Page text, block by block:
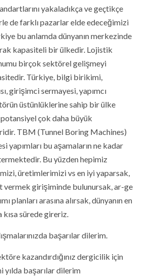
yakaladıkça ve geçtikçe
de farklı pazarlar elde edeceğimizi
bu anlamda dünyanın merkezinde
kapasiteli bir ülkedir. Lojistik
birçok sektörel gelişmeyi
Türkiye, bilgi birikimi,
girişimci sermayesi, yapımcı
üstünlüklerine sahip bir ülke
çok daha büyük
TBM (Tunnel Boring Machines)
yapımları bu aşamaların ne kadar
Bu yüzden hepimiz
üretimlerimizi vs en iyi yaparsak,
vermek girişiminde bulunursak, ar-ge
planları arasına alırsak, dünyanın en
kısa sürede gireriz.
başarılar dilerim.
kazandırdığınız dergicilik için
yılda başarılar dilerim